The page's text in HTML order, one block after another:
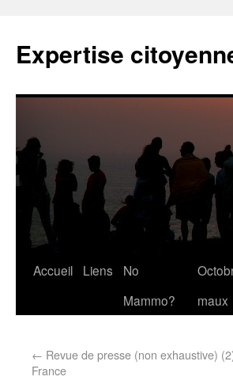
Expertise
Accueil Liens
No
Mammo?
maux
← Revue de presse (non exhaustive)
France